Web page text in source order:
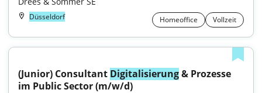
Düsseldorf Homeoffice Vollzeit
(Junior) Consultant Digitalisierung & Prozesse
im Public Sector (m/w/d)